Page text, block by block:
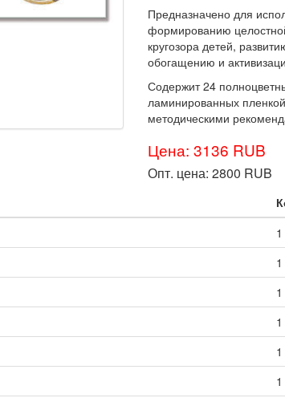
Предназначено для
формированию
кругозора детей,
обогащению и
Содержит 24
ламинированных
методическими
Цена: 3136 RUB
Опт. цена:2800 RUB
1
1
1
1
1
1